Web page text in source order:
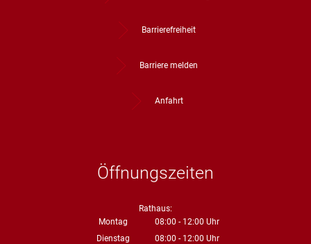
Barrierefreiheit
Barriere melden
Anfahrt
Öffnungszeiten
Rathaus:
Montag
08:00 - 12:00 Uhr
Von 08:00 bis 12:00 Uhr
Dienstag 08:00 - 12:00 Uhr